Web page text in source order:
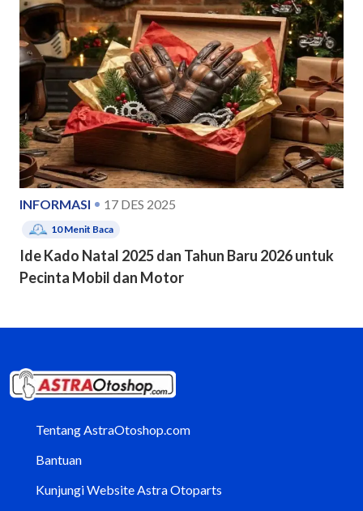
INFORMASI 17 DES 2025
10Menit Baca
Ide Kado Natal 2025 dan Tahun Baru 2026 untuk
Pecinta Mobil dan Motor
Tentang AstraOtoshop.com
Bantuan
Kunjungi Website Astra Otoparts